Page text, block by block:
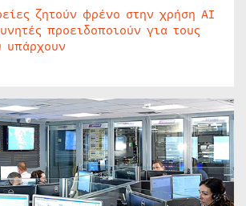
ζητούν φρένο στην χρήση AI
προειδοποιούν για τους
υπάρχουν